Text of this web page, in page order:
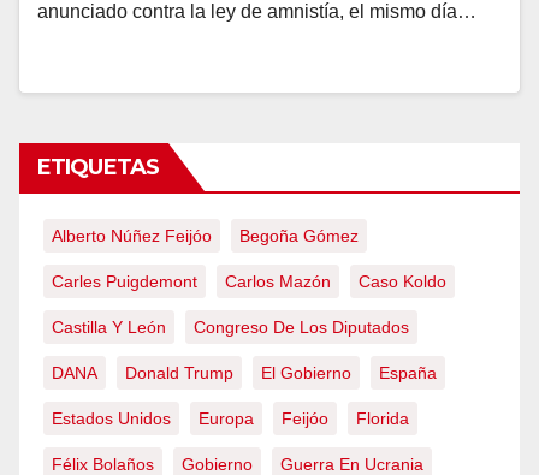
anunciado contra la ley de amnistía, el mismo día…
ETIQUETAS
Alberto Núñez Feijóo Begoña Gómez
Carles Puigdemont Carlos Mazón Caso Koldo
Castilla Y León Congreso De Los Diputados
DANA Donald Trump El Gobierno España
Estados Unidos Europa Feijóo Florida
Félix Bolaños Gobierno Guerra En Ucrania